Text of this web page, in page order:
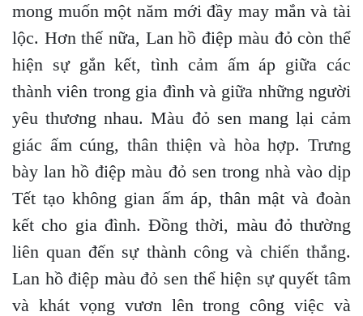
mong muốn một năm mới đầy may mắn và tài
lộc. Hơn thế nữa, Lan hồ điệp màu đỏ còn thể
hiện sự gắn kết, tình cảm ấm áp giữa các
thành viên trong gia đình và giữa những người
yêu thương nhau. Màu đỏ sen mang lại cảm
giác ấm cúng, thân thiện và hòa hợp. Trưng
bày lan hồ điệp màu đỏ sen trong nhà vào dịp
Tết tạo không gian ấm áp, thân mật và đoàn
kết cho gia đình. Đồng thời, màu đỏ thường
liên quan đến sự thành công và chiến thắng.
Lan hồ điệp màu đỏ sen thể hiện sự quyết tâm
và khát vọng vươn lên trong công việc và